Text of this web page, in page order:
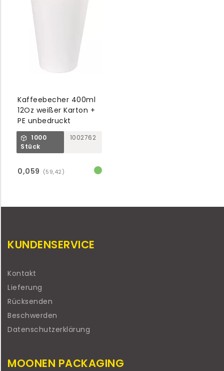
Kaffeebecher 400ml
12Oz weißer Karton +
PE unbedruckt
1000
Stück
1002762
0,059 (59,42)
KUNDENSERVICE
Kontakt
Lieferung
Rücksenden
Beschwerden
Datenschutzerklärung
MOONEN PACKAGING